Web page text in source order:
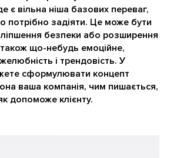
є вільна ніша базових переваг,
потрібно задіяти. Це може бути
безпеки або розширення
що-небудь емоційне,
і трендовість. У
сформулювати концепт
ваша компанія, чим пишається,
допоможе клієнту.